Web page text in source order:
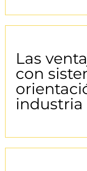
Las
con
industria